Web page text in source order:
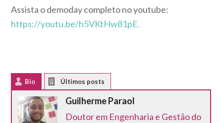
Assista o demoday completo no youtube:
https://youtu.be/h5VKtHw81pE.
Bio
Guilherme Paraol
Doutor em Engenharia e Gestão do